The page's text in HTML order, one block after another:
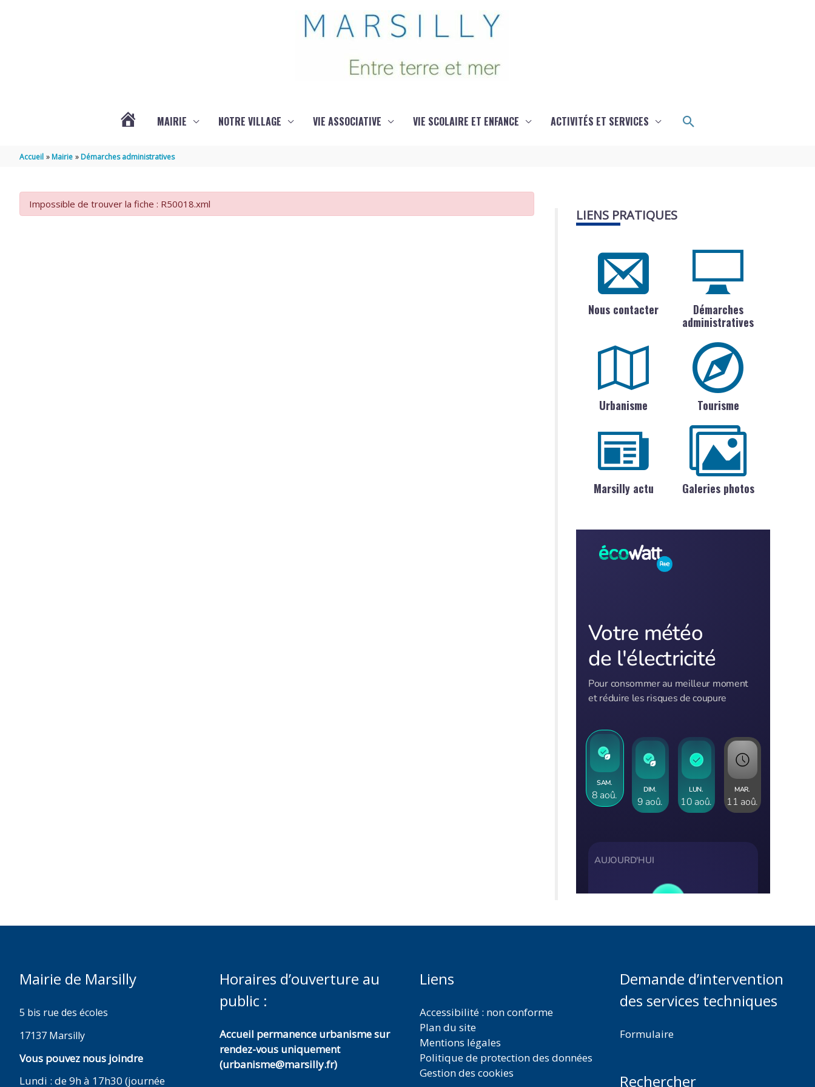
MARSILLY
MAIRIE NOTRE VILLAGE VIE ASSOCIATIVE VIE SCOLAIRE ET ENFANCE ACTIVITÉS ET SERVICES Rechercher
Accueil Mairie Démarches administratives
Impossible de trouver la fiche : R50018.xml
LIENS PRATIQUES
Nous contacter
Démarches
administratives
Urbanisme Tourisme
Marsilly actu Galeries photos
Mairie de Marsilly
5 bis rue des écoles
17137 Marsilly
Vous pouvez nous joindre
Lundi : de 9h à 17h30 (journée
Horaires d’ouverture au
public :
Accueil permanence urbanisme sur
rendez-vous uniquement
(urbanisme@marsilly.fr)
Liens
Accessibilité : non conforme
Plan du site
Mentions légales
Politique de protection des données
Gestion des cookies
Demande d’intervention
des services techniques
Formulaire
Rechercher